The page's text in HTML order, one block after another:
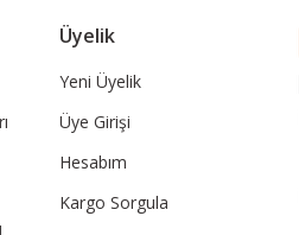
Üyelik
Yeni Üyelik
Üye Girişi
Hesabım
Kargo Sorgula